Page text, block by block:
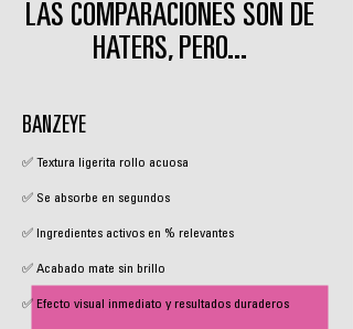
LAS COMPARACIONES SON DE
HATERS, PERO...
✅ Textura ligerita rollo acuosa
✅ Se absorbe en segundos
✅ Ingredientes activos en % relevantes
✅ Acabado mate sin brillo
✅ Efecto visual inmediato y resultados duraderos
BANZEYE